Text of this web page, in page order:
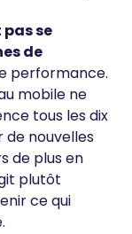
se
de
performance.
mobile ne
tous les dix
de nouvelles
de plus en
plutôt
ce qui